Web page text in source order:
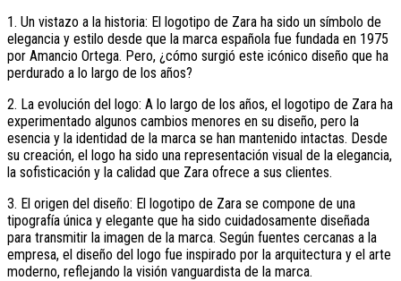
1. Un vistazo a la historia: El logotipo de Zara ha sido un símbolo de
elegancia y estilo desde que la marca española fue fundada en 1975
por Amancio Ortega. Pero, ¿cómo surgió este icónico diseño que ha
perdurado a lo largo de los años?
2. La evolución del logo: A lo largo de los años, el logotipo de Zara ha
experimentado algunos cambios menores en su diseño, pero la
esencia y la identidad de la marca se han mantenido intactas. Desde
su creación, el logo ha sido una representación visual de la elegancia,
la sofisticación y la calidad que Zara ofrece a sus clientes.
3. El origen del diseño: El logotipo de Zara se compone de una
tipografía única y elegante que ha sido cuidadosamente diseñada
para transmitir la imagen de la marca. Según fuentes cercanas a la
empresa, el diseño del logo fue inspirado por la arquitectura y el arte
moderno, reflejando la visión vanguardista de la marca.